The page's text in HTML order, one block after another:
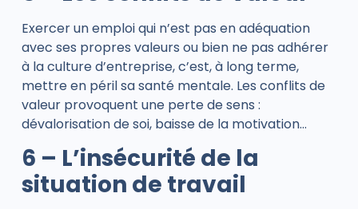
Exercer un emploi qui n’est pas en adéquation
avec ses propres valeurs ou bien ne pas adhérer
à la culture d’entreprise, c’est, à long terme,
mettre en péril sa santé mentale. Les conflits de
valeur provoquent une perte de sens :
dévalorisation de soi, baisse de la motivation…
6 – L’insécurité de la
situation de travail